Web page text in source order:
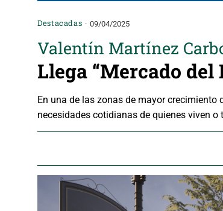
Destacadas 09/04/2025
Valentín Martínez
Llega “Mercado del
En una de las zonas de mayor
necesidades cotidianas de quienes viven o